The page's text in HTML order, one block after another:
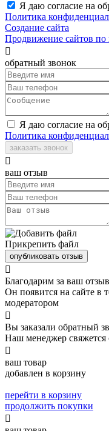
Я даю согласие на
Политика
Создание сайта
Продвижение сайтов по

обратный звонок
Я даю согласие на
Политика
заказать звонок

ваш отзыв
Прикрепить файл
опубликовать отзыв

Благодарим за ваш
Он появится на сайте в
модератором

Вы заказали обратный
Наш менеджер свяжется

ваш товар
добавлен в корзину
перейти в корзину
продолжить покупки
